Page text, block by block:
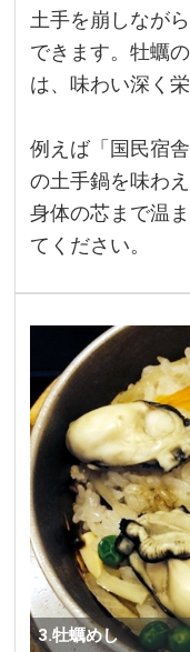
土手を崩しなが
できます。牡蠣
は、味わい深く
例えば「国民宿
の土手鍋を味わ
身体の芯まで温
てください。
3.牡蠣めし